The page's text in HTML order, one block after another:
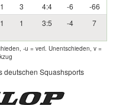
1 3 4:4 -6
-66
1 1 3:5 -4 7
-u = verl. Unentschieden, v =
deutschen Squashsports